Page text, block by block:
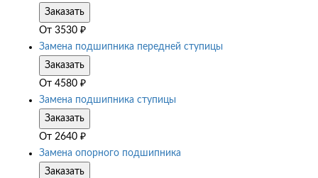
Заказать
От 3530 ₽
Замена подшипника передней ступицы
Заказать
От 4580 ₽
Замена подшипника ступицы
Заказать
От 2640 ₽
Замена опорного подшипника
Заказать